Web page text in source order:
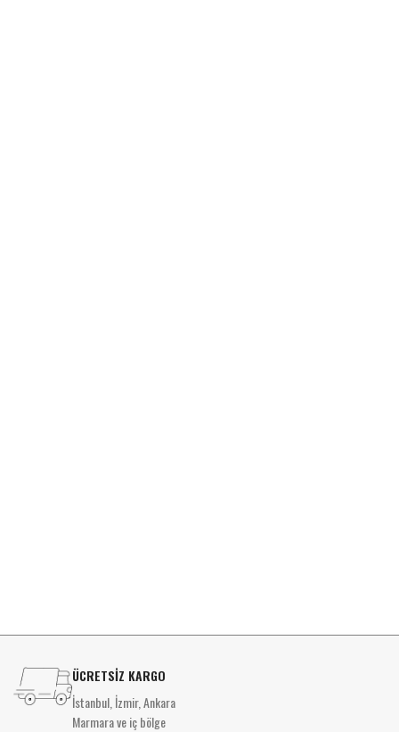
ÜCRETSİZ KARGO
İstanbul, İzmir, Ankara
Marmara ve iç bölge